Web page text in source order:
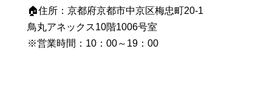
🏠住所：京都府京都市中京区梅忠町20-1
鳥丸アネックス10階1006号室
※営業時間：10：00～19：00